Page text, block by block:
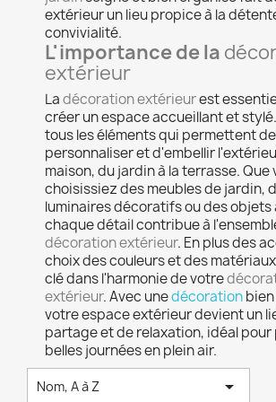
extérieur un lieu propice à la
convivialité.
L'importance de la
extérieur
Ladécoration extérieurest
créer un espace accueillant et
tous les éléments qui permettent de
personnaliser et d'embellir
maison, du jardin à la terrasse. Que
choisissiez des meubles de jardin,
luminaires décoratifs ou des
chaque détail contribue à
décoration extérieur. En plus des
choix des couleurs et des
clé dans l'harmonie de votre
extérieur. Avec unedécoration
votre espace extérieur devient un
partage et de relaxation, idéal
belles journées en plein air.
Nom, A à Z 